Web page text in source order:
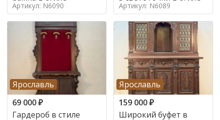
Артикул: N6090 Артикул: N6089
Ярославль
69 000₽
Гардероб в стиле
Ярославль
159 000₽
Широкий буфет в